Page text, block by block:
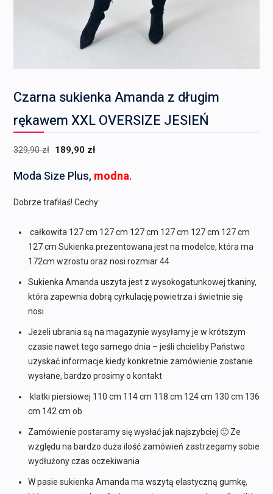
Czarna sukienka Amanda z długim
rękawem XXL OVERSIZE JESIEŃ
329,90zł Pierwotna
wynosiła:
329,90 zł.
189,90 zł
wynosi:
Moda Size Plus, modna.
Dobrze trafiłaś! Cechy:
całkowita 127 cm 127 cm 127 cm 127 cm 127 cm 127 cm
127 cm Sukienka prezentowana jest na modelce, która ma
172cm wzrostu oraz nosi rozmiar 44
Sukienka Amanda uszyta jest z wysokogatunkowej tkaniny,
która zapewnia dobrą cyrkulację powietrza i świetnie się
nosi
Jeżeli ubrania są na magazynie wysyłamy je w krótszym
czasie nawet tego samego dnia – jeśli chcieliby Państwo
uzyskać informacje kiedy konkretnie zamówienie zostanie
wysłane, bardzo prosimy o kontakt
klatki piersiowej 110 cm 114 cm 118 cm 124 cm 130 cm 136
cm 142 cm ob
Zamówienie postaramy się wysłać jak najszybciej 🙂 Ze
względu na bardzo duża ilość zamówień zastrzegamy sobie
wydłużony czas oczekiwania
W pasie sukienka Amanda ma wszytą elastyczną gumkę,